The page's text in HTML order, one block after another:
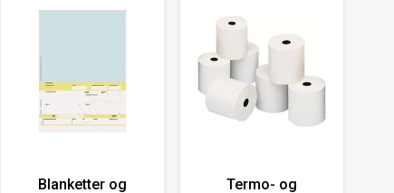
Blanketter og
Termo- og